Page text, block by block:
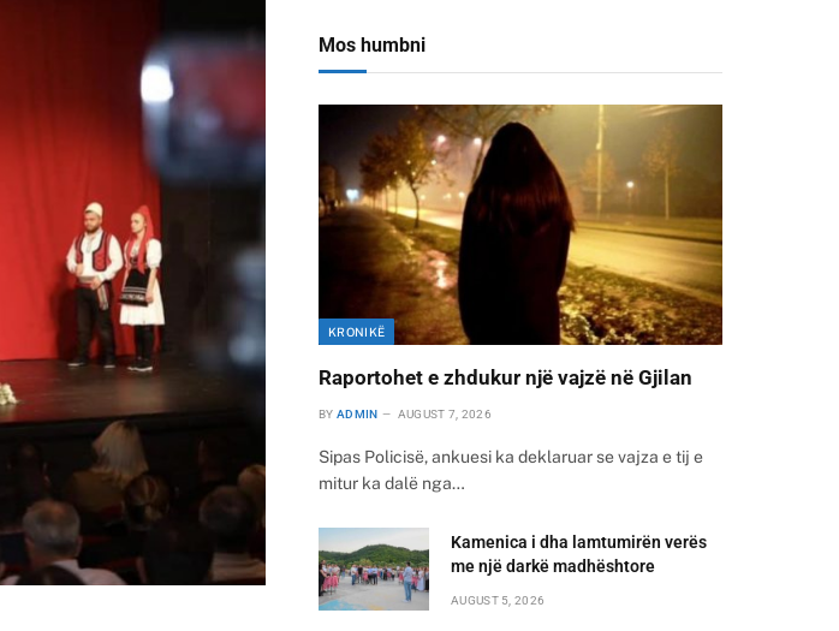
Mos humbni
KRONIKË
Raportohet e zhdukur një vajzë në Gjilan
BY ADMIN AUGUST 7, 2026
Sipas Policisë, ankuesi ka deklaruar se vajza e tij e
mitur ka dalë nga…
Kamenica i dha lamtumirën verës
me një darkë madhështore
AUGUST 5, 2026